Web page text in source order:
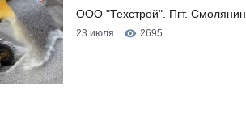
ООО "Техстрой". Пгт.
23 июля 2695